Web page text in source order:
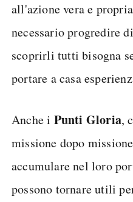
all'azione vera e
necessario progredire
scoprirli tutti bisogna
portare a casa
Anche i Punti Gloria,
missione dopo
accumulare nel loro
possono tornare utili